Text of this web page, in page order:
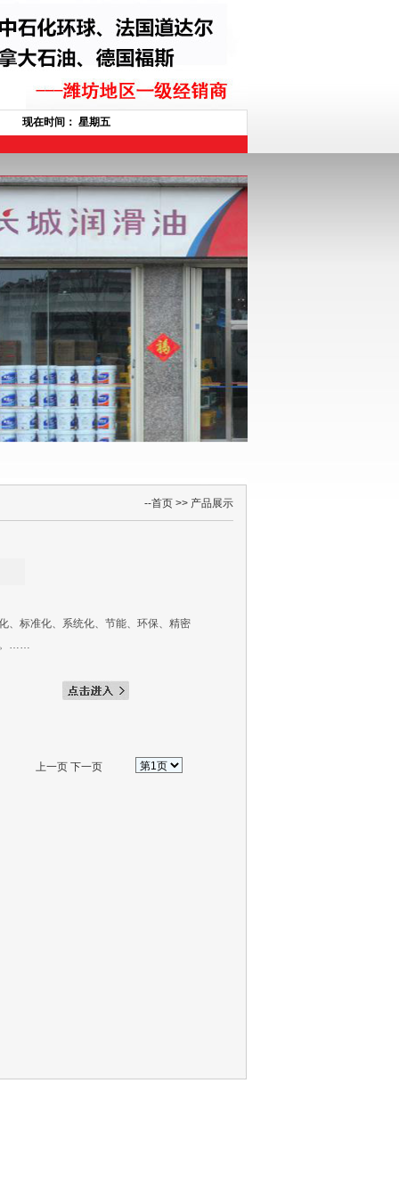
现在时间： 星期五
--首页 >> 产品展示
、标准化、系统化、节能、环保、精密
。……
上一页 下一页